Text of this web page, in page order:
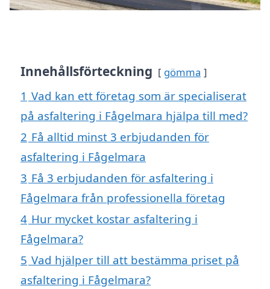
Innehållsförteckning gömma
1 Vad kan ett företag som är specialiserat
på asfaltering i Fågelmara hjälpa till med?
2 Få alltid minst 3 erbjudanden för
asfaltering i Fågelmara
3 Få 3 erbjudanden för asfaltering i
Fågelmara från professionella företag
4 Hur mycket kostar asfaltering i
Fågelmara?
5 Vad hjälper till att bestämma priset på
asfaltering i Fågelmara?